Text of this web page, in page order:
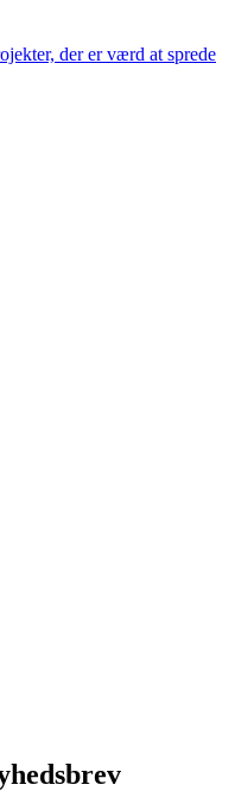
der er værd at sprede